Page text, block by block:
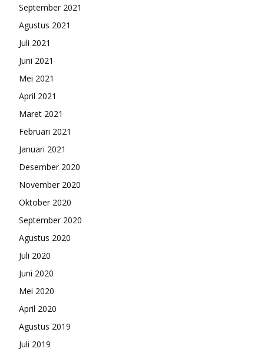
September 2021
Agustus 2021
Juli 2021
Juni 2021
Mei 2021
April 2021
Maret 2021
Februari 2021
Januari 2021
Desember 2020
November 2020
Oktober 2020
September 2020
Agustus 2020
Juli 2020
Juni 2020
Mei 2020
April 2020
Agustus 2019
Juli 2019